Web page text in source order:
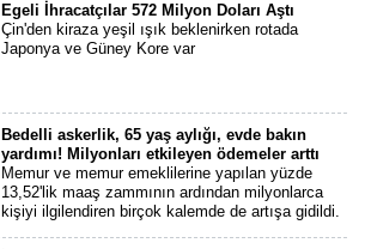
Egeli İhracatçılar 572 Milyon Doları Aştı
Çin'den kiraza yeşil ışık beklenirken rotada
Japonya ve Güney Kore var
Bedelli askerlik, 65 yaş aylığı, evde bakın
yardımı! Milyonları etkileyen ödemeler arttı
Memur ve memur emeklilerine yapılan yüzde
13,52'lik maaş zammının ardından milyonlarca
kişiyi ilgilendiren birçok kalemde de artışa gidildi.